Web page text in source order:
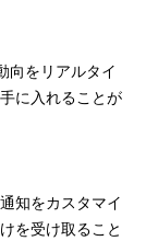
向をリアルタイ
に入れることが
知をカスタマイ
を受け取ること